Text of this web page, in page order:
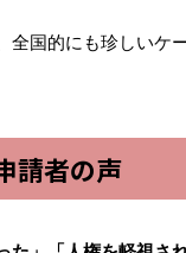
国的にも珍しいケ
請者の声